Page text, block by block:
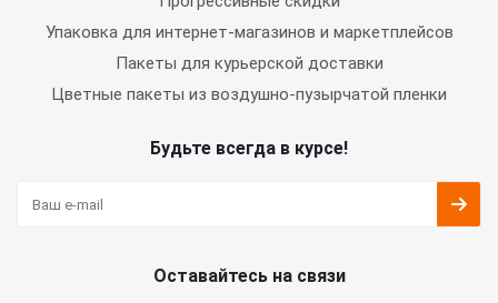
Упаковка для интернет-магазинов и маркетплейсов
Пакеты для курьерской доставки
Цветные пакеты из воздушно-пузырчатой пленки
Будьте всегда в курсе!
Оставайтесь на связи